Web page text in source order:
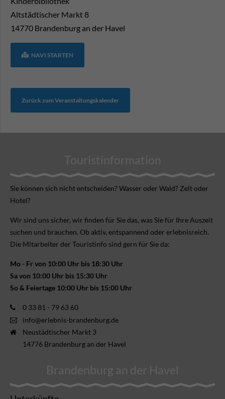
Altstädtischer Markt 8
14770 Brandenburg an der Havel
NAVI STARTEN
Zurück zum Veranstaltungskalender
Touristinformation
Sie können sich nicht ent­scheiden? Wasser oder Wald? Zelt oder
Hotel?
Wir sind uns sicher, wir finden für Sie das, was Sie für Ihre Aus­zeit
suchen und brauchen. Ob aktiv, ent­spannend oder erlebnis­reich.
Die Mitarbeiter der Touristinfo sind gern für Sie da:
Mo - Fr von 10:00 Uhr bis 18:30 Uhr
Sa von 10:00 Uhr bis 15:30 Uhr
So & Feiertage 10:00 Uhr bis 15:00 Uhr
0 33 81 - 79 63 60
info@erlebnis-brandenburg.de
Neustädtischer Markt 3
14776 Brandenburg an der Havel
Brandenburg an der Havel